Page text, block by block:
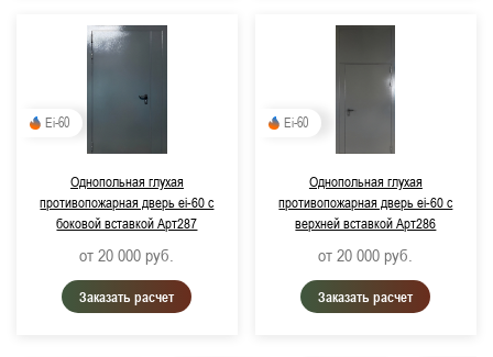
Ei-60
Однопольная глухая
противопожарная дверь ei-60 с
боковой вставкой Арт287
от 20 000 руб.
Заказать расчет
Ei-60
Однопольная глухая
противопожарная дверь ei-60 с
верхней вставкой Арт286
от 20 000 руб.
Заказать расчет